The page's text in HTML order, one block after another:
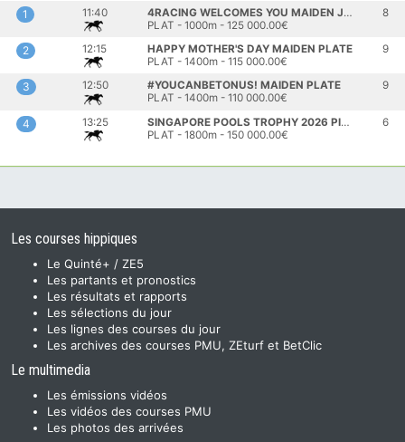
1 11:40
4RACING WELCOMES YOU MAIDEN JUVENILE PLATE
PLAT - 1000m - 125 000.00€
8
2 12:15
HAPPY MOTHER'S DAY MAIDEN PLATE
PLAT - 1400m - 115 000.00€
9
3 12:50
#YOUCANBETONUS! MAIDEN PLATE
PLAT - 1400m - 110 000.00€
9
4 13:25
SINGAPORE POOLS TROPHY 2026 PINNACLE STAKES
PLAT - 1800m - 150 000.00€
6
Les courses hippiques
Le Quinté+ / ZE5
Les partants et pronostics
Les résultats et rapports
Les sélections du jour
Les lignes des courses du jour
Les archives des courses PMU, ZEturf et BetClic
Le multimedia
Les émissions vidéos
Les vidéos des courses PMU
Les photos des arrivées